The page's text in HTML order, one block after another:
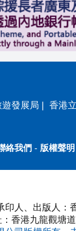
發展局 | 香港
絡我們 - 版權聲明
印人、出版人：
：香港九龍觀塘